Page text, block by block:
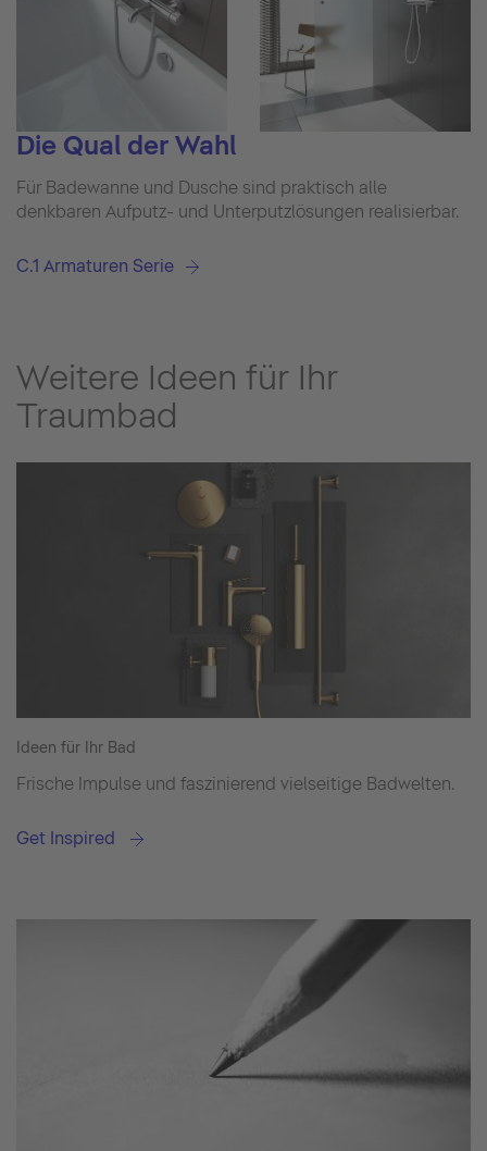
Die Qual der Wahl
Für Badewanne und Dusche sind praktisch alle
denkbaren Aufputz- und Unterputzlösungen realisierbar.
C.1 Armaturen Serie
Weitere Ideen für Ihr
Traumbad
Ideen für Ihr Bad
Frische Impulse und faszinierend vielseitige Badwelten.
Get Inspired